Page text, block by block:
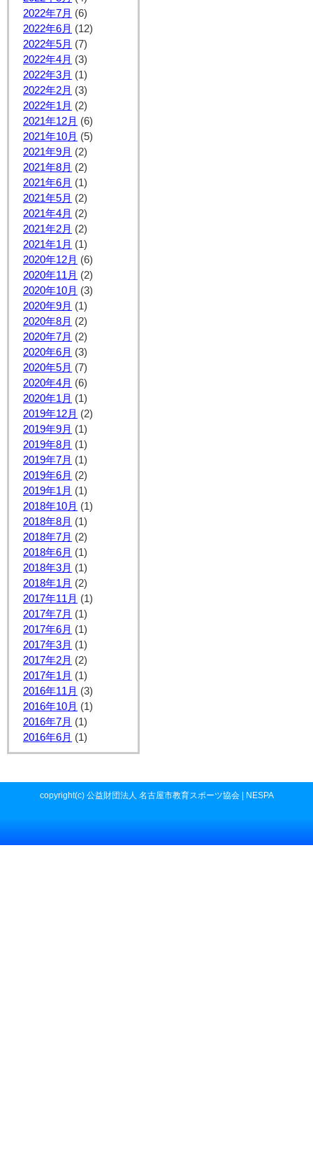
2022年7月 (6)
2022年6月 (12)
2022年5月 (7)
2022年4月 (3)
2022年3月 (1)
2022年2月 (3)
2022年1月 (2)
2021年12月 (6)
2021年10月 (5)
2021年9月 (2)
2021年8月 (2)
2021年6月 (1)
2021年5月 (2)
2021年4月 (2)
2021年2月 (2)
2021年1月 (1)
2020年12月 (6)
2020年11月 (2)
2020年10月 (3)
2020年9月 (1)
2020年8月 (2)
2020年7月 (2)
2020年6月 (3)
2020年5月 (7)
2020年4月 (6)
2020年1月 (1)
2019年12月 (2)
2019年9月 (1)
2019年8月 (1)
2019年7月 (1)
2019年6月 (2)
2019年1月 (1)
2018年10月 (1)
2018年8月 (1)
2018年7月 (2)
2018年6月 (1)
2018年3月 (1)
2018年1月 (2)
2017年11月 (1)
2017年7月 (1)
2017年6月 (1)
2017年3月 (1)
2017年2月 (2)
2017年1月 (1)
2016年11月 (3)
2016年10月 (1)
2016年7月 (1)
2016年6月 (1)
copyright(c) 公益財団法人 名古屋市教育スポーツ協会 | NESPA